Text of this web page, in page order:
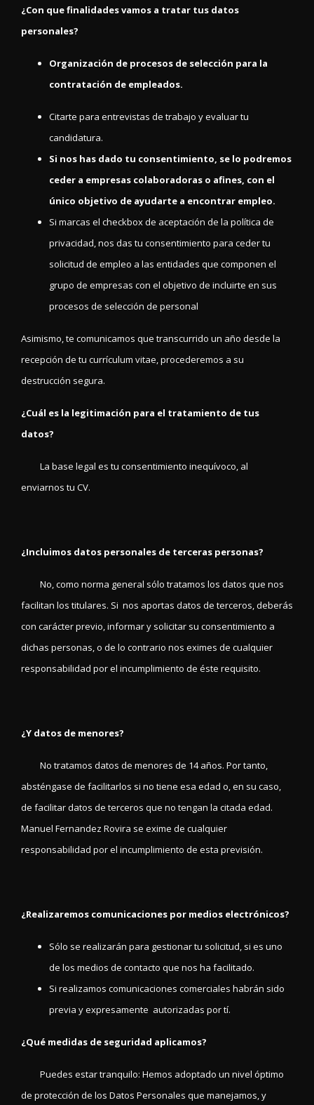
¿Con que finalidades vamos a tratar tus datos
personales?
Organización de procesos de selección para la
contratación de empleados.
Citarte para entrevistas de trabajo y evaluar tu
candidatura.
Si nos has dado tu consentimiento, se lo podremos
ceder a empresas colaboradoras o afines, con el
único objetivo de ayudarte a encontrar empleo.
Si marcas el checkbox de aceptación de la política de
privacidad, nos das tu consentimiento para ceder tu
solicitud de empleo a las entidades que componen el
grupo de empresas con el objetivo de incluirte en sus
procesos de selección de personal
Asimismo, te comunicamos que transcurrido un año desde la
recepción de tu currículum vitae, procederemos a su
destrucción segura.
¿Cuál es la legitimación para el tratamiento de tus
datos?
La base legal es tu consentimiento inequívoco, al
enviarnos tu CV.
¿Incluimos datos personales de terceras personas?
No, como norma general sólo tratamos los datos que nos
facilitan los titulares. Si nos aportas datos de terceros, deberás
con carácter previo, informar y solicitar su consentimiento a
dichas personas, o de lo contrario nos eximes de cualquier
responsabilidad por el incumplimiento de éste requisito.
¿Y datos de menores?
No tratamos datos de menores de 14 años. Por tanto,
absténgase de facilitarlos si no tiene esa edad o, en su caso,
de facilitar datos de terceros que no tengan la citada edad.
Manuel Fernandez Rovira se exime de cualquier
responsabilidad por el incumplimiento de esta previsión.
¿Realizaremos comunicaciones por medios electrónicos?
Sólo se realizarán para gestionar tu solicitud, si es uno
de los medios de contacto que nos ha facilitado.
Si realizamos comunicaciones comerciales habrán sido
previa y expresamente autorizadas por tí.
¿Qué medidas de seguridad aplicamos?
Puedes estar tranquilo: Hemos adoptado un nivel óptimo
de protección de los Datos Personales que manejamos, y